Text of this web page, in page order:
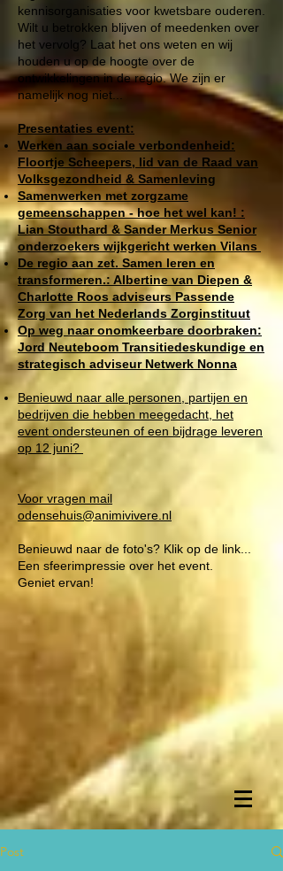
kennisorganisaties voor kwetsbare ouderen.
Wilt u betrokken blijven of meedenken over
het vervolg? Laat het ons weten en wij
houden u op de hoogte over de
ontwikkelingen in de regio. We zijn er
namelijk nog niet...
Presentaties event:
Werken aan sociale verbondenheid:
Floortje Scheepers, lid van de Raad van
Volksgezondheid & Samenleving
Samenwerken met zorgzame
gemeenschappen - hoe het wel kan! :
Lian Stouthard & Sander Merkus Senior
onderzoekers wijkgericht werken Vilans
De regio aan zet. Samen leren en
transformeren.: Albertine van Diepen &
Charlotte Roos adviseurs Passende
Zorg van het Nederlands Zorginstituut
Op weg naar onomkeerbare doorbraken:
Jord Neuteboom Transitiedeskundige en
strategisch adviseur Netwerk Nonna
Benieuwd naar alle personen, partijen en
bedrijven die hebben meegedacht, het
event ondersteunen of een bijdrage leveren
op 12 juni?
Voor vragen mail
odensehuis@animivivere.nl
Benieuwd naar de foto's? Klik op de link...
Een sfeerimpressie over het event.
Geniet ervan!
Post